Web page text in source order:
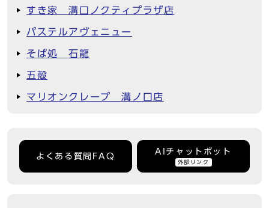
すき家 溝口ノクティプラザ店
パステルアヴェニュー
そば処 石龍
五殻
マリオンクレープ 溝ノ口店
よくある質問FAQ
AIチャットボット
外部リンク